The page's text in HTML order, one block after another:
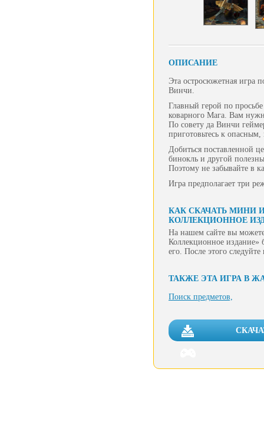
ОПИСАНИЕ
Эта остросюжетная игра
Винчи.
Главный герой по
коварного Мага. Вам
По совету да Винчи
приготовьтесь к
Добиться поставленной
бинокль и другой
Поэтому не забывайте в
Игра предполагает три
КАК СКАЧАТЬ МИНИ
КОЛЛЕКЦИОННОЕ
На нашем сайте вы
Коллекционное издание»
его. После этого
ТАКЖЕ ЭТА ИГРА В
Поиск предметов,